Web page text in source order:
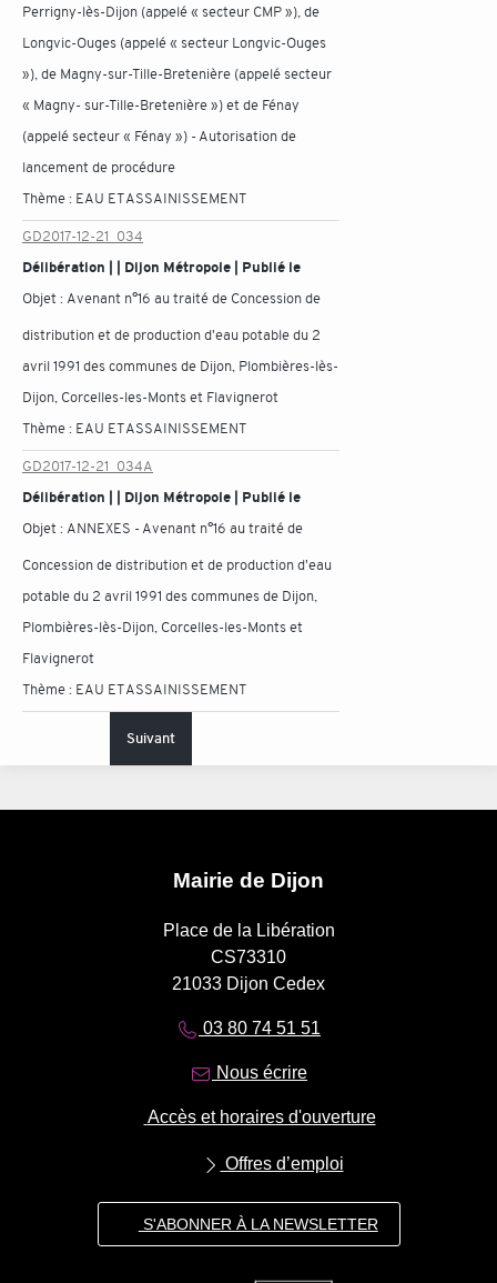
Perrigny-lès-Dijon (appelé « secteur CMP »), de
Longvic-Ouges (appelé « secteur Longvic-Ouges
»), de Magny-sur-Tille-Bretenière (appelé secteur
« Magny- sur-Tille-Bretenière ») et de Fénay
(appelé secteur « Fénay ») - Autorisation de
lancement de procédure
Thème : EAU ET ASSAINISSEMENT
GD2017-12-21_034
Délibération | | Dijon Métropole | Publié le
Objet : Avenant n°16 au traité de Concession de
distribution et de production d'eau potable du 2
avril 1991 des communes de Dijon, Plombières-lès-
Dijon, Corcelles-les-Monts et Flavignerot
Thème : EAU ET ASSAINISSEMENT
GD2017-12-21_034A
Délibération | | Dijon Métropole | Publié le
Objet : ANNEXES - Avenant n°16 au traité de
Concession de distribution et de production d'eau
potable du 2 avril 1991 des communes de Dijon,
Plombières-lès-Dijon, Corcelles-les-Monts et
Flavignerot
Thème : EAU ET ASSAINISSEMENT
Suivant
Mairie de Dijon
Place de la Libération
CS73310
21033 Dijon Cedex
03 80 74 51 51
Nous écrire
Accès et horaires d'ouverture
Offres d’emploi
S'ABONNER À LA NEWSLETTER